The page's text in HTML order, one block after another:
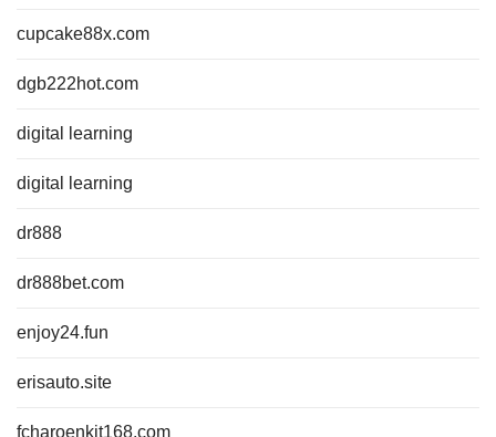
cupcake88x.com
dgb222hot.com
digital learning
digital learning
dr888
dr888bet.com
enjoy24.fun
erisauto.site
fcharoenkit168.com